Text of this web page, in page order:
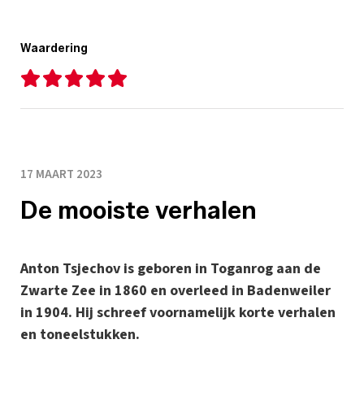
Waardering
17 MAART 2023
De mooiste verhalen
Anton Tsjechov is geboren in Toganrog aan de
Zwarte Zee in 1860 en overleed in Badenweiler
in 1904. Hij schreef voornamelijk korte verhalen
en toneelstukken.